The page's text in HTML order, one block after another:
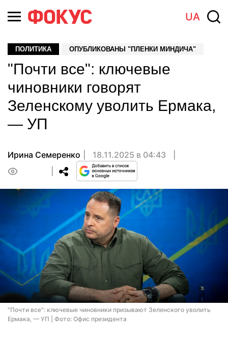
UA
ПОЛИТИКА ОПУБЛИКОВАНЫ "ПЛЕНКИ МИНДИЧА"
"Почти все": ключевые
чиновники говорят
Зеленскому уволить Ермака,
— УП
Ирина Семеренко
18.11.2025 в 04:43
"Почти все": ключевые чиновники призывают Зеленского уволить
Ермака, — УП | Фото: Офис президента